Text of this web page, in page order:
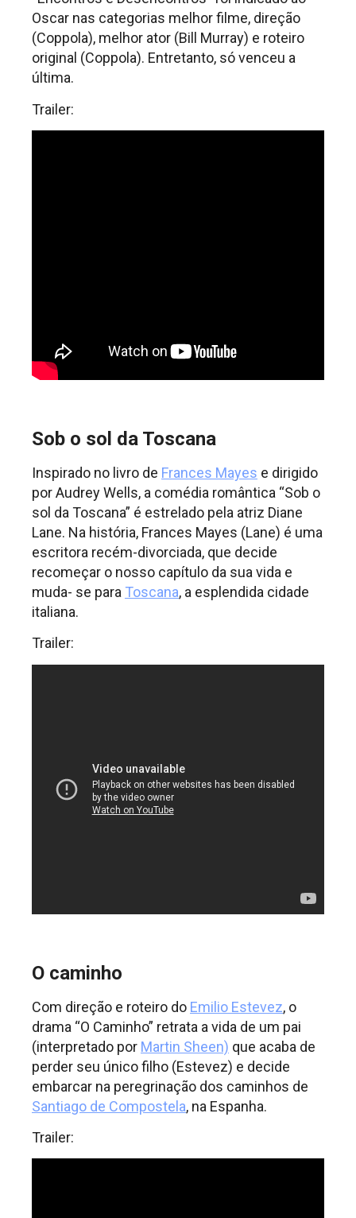
Oscar nas categorias melhor filme, direção
(Coppola), melhor ator (Bill Murray) e roteiro
original (Coppola). Entretanto, só venceu a
última.
Trailer:
Sob o sol da Toscana
Inspirado no livro de Frances Mayes e dirigido
por Audrey Wells, a comédia romântica “Sob o
sol da Toscana” é estrelado pela atriz Diane
Lane. Na história, Frances Mayes (Lane) é uma
escritora recém-divorciada, que decide
recomeçar o nosso capítulo da sua vida e
muda- se para Toscana, a esplendida cidade
italiana.
Trailer:
O caminho
Com direção e roteiro do Emilio Estevez, o
drama “O Caminho” retrata a vida de um pai
(interpretado por Martin Sheen) que acaba de
perder seu único filho (Estevez) e decide
embarcar na peregrinação dos caminhos de
Santiago de Compostela, na Espanha.
Trailer: